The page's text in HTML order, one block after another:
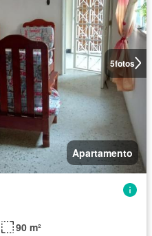
5fotos
Apartamento
90 m²